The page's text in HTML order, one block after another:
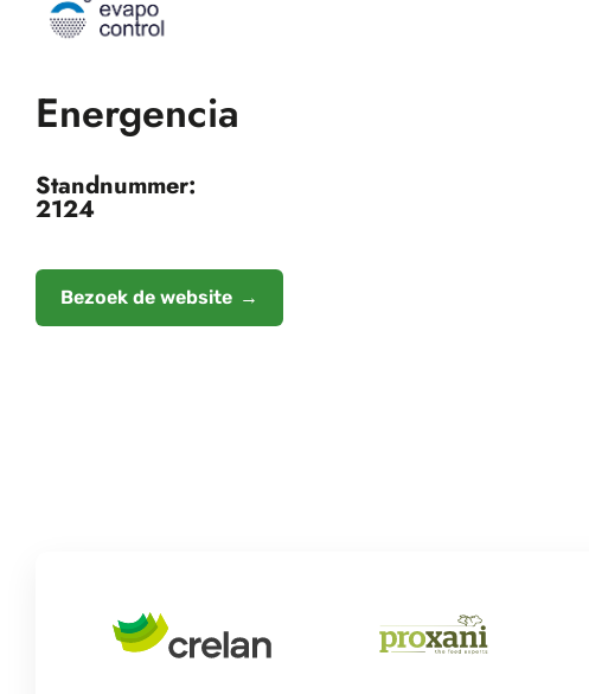
Energencia
Standnummer:
2124
Bezoek de website